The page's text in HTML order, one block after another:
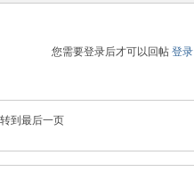
您需要登录后才可以回帖登录
到最后一页